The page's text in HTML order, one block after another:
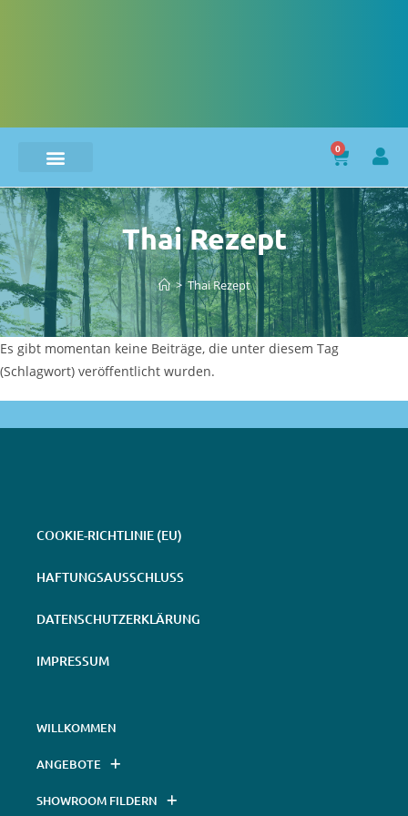
0
Thai Rezept
> Thai Rezept
Es gibt momentan keine Beiträge, die unter diesem Tag
(Schlagwort) veröffentlicht wurden.
COOKIE-RICHTLINIE (EU)
HAFTUNGSAUSSCHLUSS
DATENSCHUTZERKLÄRUNG
IMPRESSUM
WILLKOMMEN
ANGEBOTE
SHOWROOM FILDERN